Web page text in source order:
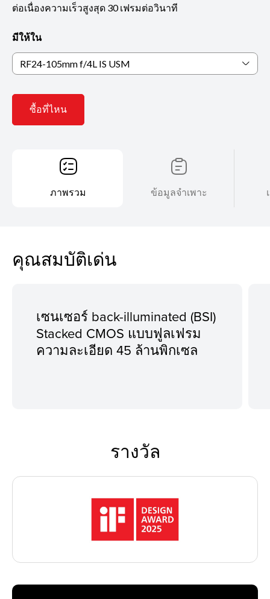
ต่อเนื่องความเร็วสูงสุด 30 เฟรมต่อวินาที
มีให้ใน
RF24-105mm f/4L IS USM
ซื้อที่ไหน
ภาพรวม ข้อมูลจำเพาะ
คุณสมบัติเด่น
เซนเซอร์ back-illuminated (BSI)
Stacked CMOS แบบฟูลเฟรม
ความละเอียด 45 ล้านพิกเซล
รางวัล